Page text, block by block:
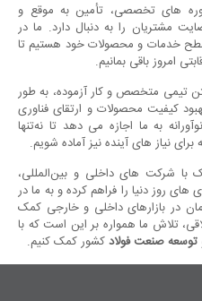
های تخصصی، تأمین به موقع و
مشتریان را به دنبال دارد. ما در
سطح خدمات و محصولات خود هستیم تا
امروز باقی بمانیم.
تیمی متخصص و کار آزموده، به طور
کیفیت محصولات و ارتقای فناوری
به ما اجازه می‌ دهد تا نه‌تنها
نیاز های آینده نیز آماده شویم.
با شرکت ‌های داخلی و بین‌المللی،
روز دنیا را فراهم کرده و به ما در
در بازارهای داخلی و خارجی کمک
تلاش ما همواره بر این است که با
توسعه صنعت فولادکشور کمک کنیم.